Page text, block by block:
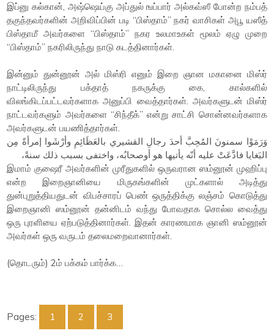
இப்னு கல்கான், அஷ்ஷெய்கு அப்துல் ஙப்பார் அல்கவ்ஸீ போன்ற நம்பத்
தகுந்தவர்களின் அறிவிப்பின் படி “பிஸ்தாம்” நகர் வாசிகள் அபூ யஸீத்
பிஸ்தாமீ அவர்களை “பிஸ்தாம்” நகர உலமாஉகள் மூலம் ஏழு முறை
“பிஸ்தாம்” நகரிலிருந்து நாடு கடத்தினார்கள்.
இன்னும் துன்னூன் அல் மிஸ்ரி எனும் இறை ஞான மகானை மிஸ்ர்
நாட்டிலிருந்து பக்தாத் நகருக்கு கை, கால்களில்
விலங்கிடப்பட்டவர்களாக அனுப்பி வைத்தார்கள். அவர்களுடன் மிஸ்ர்
நாட்டவர்களும் அவர்களை “சிந்தீக்” என்று சாட்சி சொன்னவர்களாக
அவர்களுடன் பயணித்தார்கள்.
وَرَمَوْا سمنونَ المُحِبَّ أحدَ رجالِ القشيري بالعَظَائِمِ وأرْشَوا إمرأةً مِن
البَغايا فادَّعَتْ عليه أنّه يأتيها هو أوصحابُه، واختفى بسبب ذلك سنةً،
இமாம் குஷைரீ அவர்களின் முரீதுகளில் ஒருவரான ஸம்னூன் முஹிப்பு
என்ற இறைஞானியை மிருகங்களின் முட்களால் அடித்து
துன்புறுத்தியதுடன் விபச்சாரப் பெண் ஒருத்திக்கு லஞ்சம் கொடுத்து
இறைஞானி ஸம்னூன் தன்னிடம் வந்து போவதாக சொல்ல வைத்து
ஒரு புரளியை ஏற்படுத்தினார்கள். இதன் காரணமாக ஞானி ஸம்னூன்
அவர்கள் ஒரு வருடம் தலைமறைவானார்கள்.
(தொடரும்) 2ம் பக்கம் பார்க்க…
Pages: 1 2 3